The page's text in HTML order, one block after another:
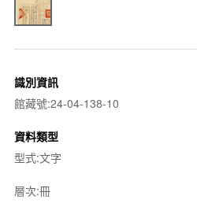
識別資訊
館藏號:24-04-138-10
資料類型
型式:文字
層次:冊